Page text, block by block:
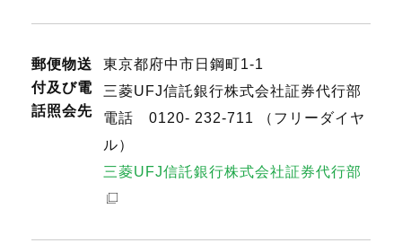
郵便物送
付及び電
話照会先
東京都府中市日鋼町1-1
三菱UFJ信託銀行株式会社証券代行部
電話 0120- 232-711 （フリーダイヤ
ル）
三菱UFJ信託銀行株式会社証券代行部